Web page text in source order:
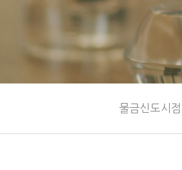
물금신도시점